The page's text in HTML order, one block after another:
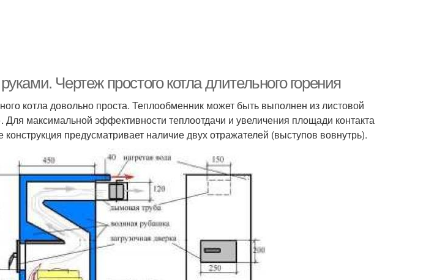
Чертеж простого котла длительного горения
котла довольно проста. Теплообменник может быть выполнен из листовой
максимальной эффективности теплоотдачи и увеличения площади контакта
предусматривает наличие двух отражателей (выступов вовнутрь).